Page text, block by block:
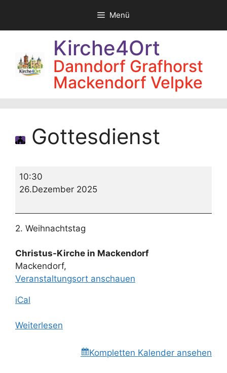
springen
Menü
Kirche4Ort
Danndorf Grafhorst
Mackendorf Velpke
Gottesdienst
Gottesdienst
10:30
26.Dezember 2025
2. Weihnachtstag
Christus-Kirche in Mackendorf
Mackendorf,
Veranstaltungsort anschauen
iCal
Weiterlesen
Kompletten Kalender ansehen